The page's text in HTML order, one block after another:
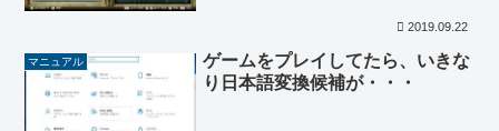
2019.09.22
マニュアル
ゲームをプレイしてたら、いきな
り日本語変換候補が・・・